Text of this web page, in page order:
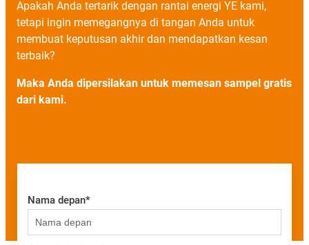
Apakah Anda tertarik dengan rantai energi YE kami,
tetapi ingin memegangnya di tangan Anda untuk
membuat keputusan akhir dan mendapatkan kesan
terbaik?
Maka Anda dipersilakan untuk memesan sampel gratis
dari kami.
Nama depan*